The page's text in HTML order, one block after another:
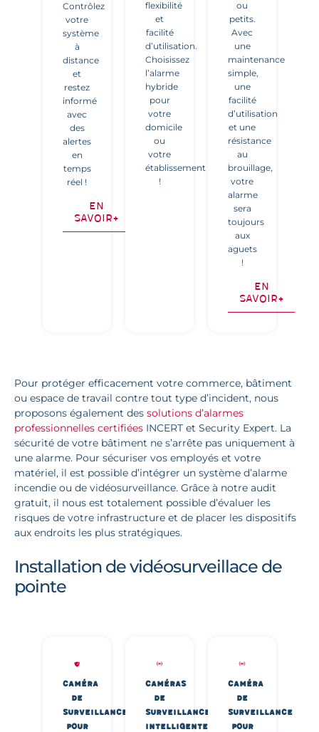
Contrôlez
votre
système
à
distance
et
restez
informé
avec
des
alertes
en
temps
réel !
En
savoir+
flexibilité
et
facilité
d’utilisation.
Choisissez
l’alarme
hybride
pour
votre
domicile
ou
votre
établissement
!
ou
petits.
Avec
une
maintenance
simple,
une
facilité
d’utilisation
et une
résistance
au
brouillage,
votre
alarme
sera
toujours
aux
aguets
!
En
savoir+
Pour protéger efficacement votre commerce, bâtiment
ou espace de travail contre tout type d’incident, nous
proposons également des solutions d’alarmes
professionnelles certifiées INCERT et Security Expert. La
sécurité de votre bâtiment ne s’arrête pas uniquement à
une alarme. Pour sécuriser vos employés et votre
matériel, il est possible d’intégrer un système d’alarme
incendie ou de vidéosurveillance. Grâce à notre audit
gratuit, il nous est totalement possible d’évaluer les
risques de votre infrastructure et de placer les dispositifs
aux endroits les plus stratégiques.
Installation de vidéosurveillace de
pointe
CAMÉRA
DE
SURVEILLANCE
POUR
CAMÉRAS
DE
SURVEILLANCE
INTELLIGENTES
CAMÉRA
DE
SURVEILLANCE
POUR